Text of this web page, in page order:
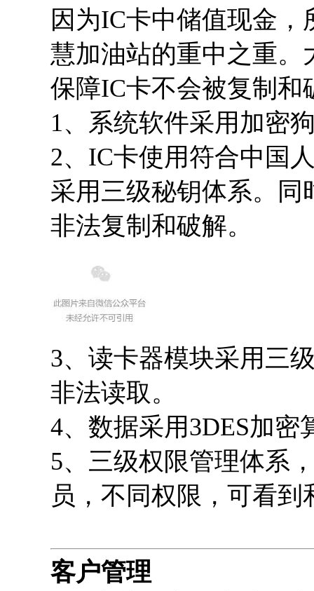
因为IC卡中储值现金
慧加油站的重中之重。
保障IC卡不会被复制和
1、系统软件采用加密
2、IC卡使用符合中国
采用三级秘钥体系。
非法复制和破解。
3、读卡器模块采用三
非法读取。
4、数据采用3DES加
5、三级权限管理体系
员，不同权限，可看
客户管理